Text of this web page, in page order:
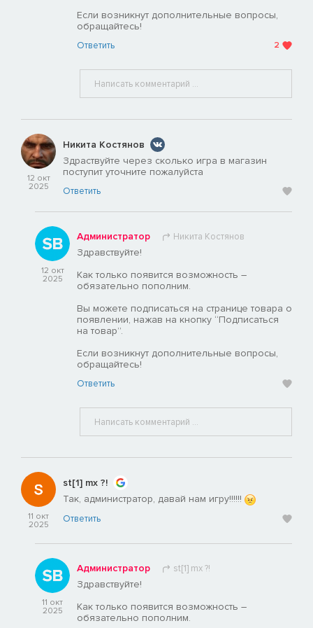
Если возникнут дополнительные вопросы,
обращайтесь!
Ответить 2
12 окт
2025
Никита Костянов
Здраствуйте через сколько игра в магазин
поступит уточните пожалуйста
Ответить
12 окт
2025
Администратор Никита Костянов
Здравствуйте!
Как только появится возможность –
обязательно пополним.
Вы можете подписаться на странице товара о
появлении, нажав на кнопку “Подписаться
на товар”.
Если возникнут дополнительные вопросы,
обращайтесь!
Ответить
11 окт
2025
st[1] mx ?!
Так, администратор, давай нам игру!!!!!!
Ответить
11 окт
2025
Администратор st[1] mx ?!
Здравствуйте!
Как только появится возможность –
обязательно пополним.